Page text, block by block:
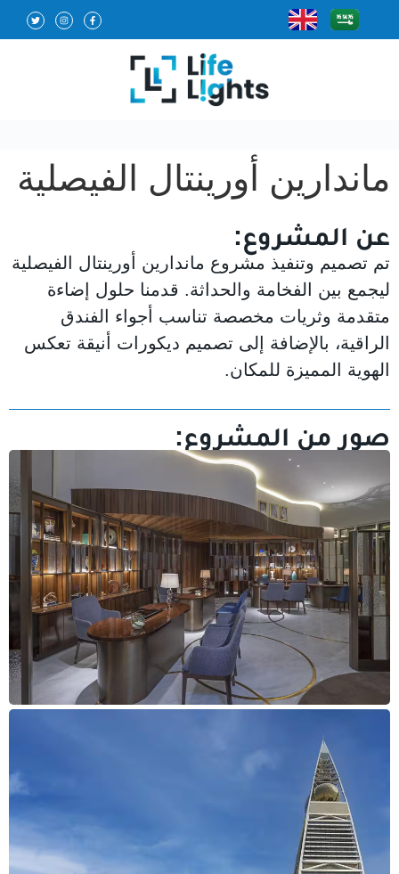
ماندارين أورينتال الفيصلية
عن المشروع:
تم تصميم وتنفيذ مشروع ماندارين أورينتال الفيصلية
ليجمع بين الفخامة والحداثة. قدمنا حلول إضاءة
متقدمة وثريات مخصصة تناسب أجواء الفندق
الراقية، بالإضافة إلى تصميم ديكورات أنيقة تعكس
الهوية المميزة للمكان.
صور من المشروع: